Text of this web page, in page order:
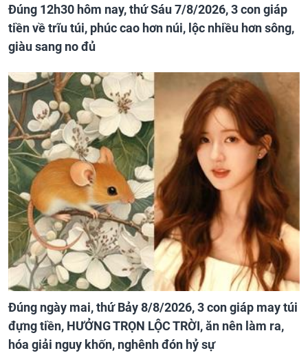
Đúng 12h30 hôm nay, thứ Sáu 7/8/2026, 3 con giáp
tiền về trĩu túi, phúc cao hơn núi, lộc nhiều hơn sông,
giàu sang no đủ
Đúng ngày mai, thứ Bảy 8/8/2026, 3 con giáp may túi
đựng tiền, HƯỞNG TRỌN LỘC TRỜI, ăn nên làm ra,
hóa giải nguy khốn, nghênh đón hỷ sự